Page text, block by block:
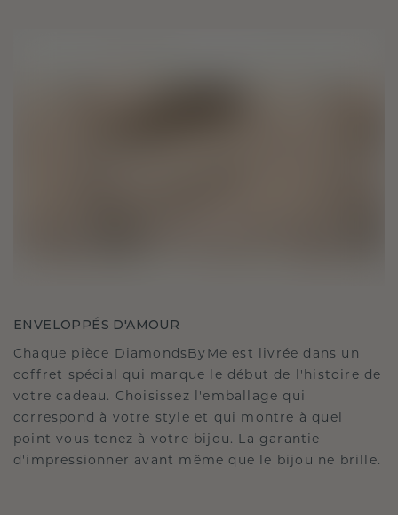
ENVELOPPÉS D'AMOUR
Chaque pièce DiamondsByMe est livrée dans un
coffret spécial qui marque le début de l'histoire de
votre cadeau. Choisissez l'emballage qui
correspond à votre style et qui montre à quel
point vous tenez à votre bijou. La garantie
d'impressionner avant même que le bijou ne brille.